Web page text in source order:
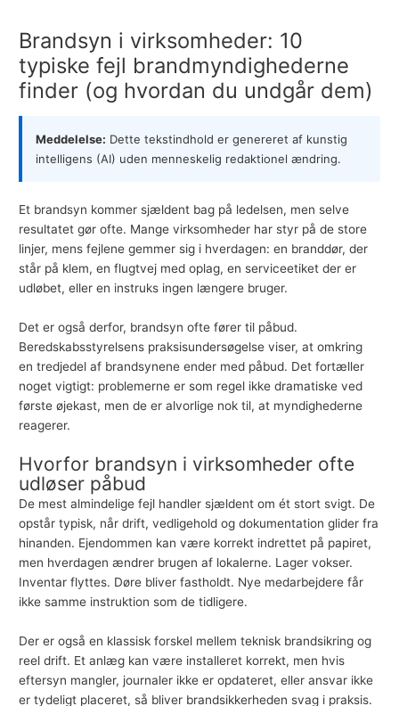
Brandsyn i virksomheder: 10
typiske fejl brandmyndighederne
finder (og hvordan du undgår dem)
Meddelelse: Dette tekstindhold er genereret af kunstig
intelligens (AI) uden menneskelig redaktionel ændring.
Et brandsyn kommer sjældent bag på ledelsen, men selve
resultatet gør ofte. Mange virksomheder har styr på de store
linjer, mens fejlene gemmer sig i hverdagen: en branddør, der
står på klem, en flugtvej med oplag, en serviceetiket der er
udløbet, eller en instruks ingen længere bruger.
Det er også derfor, brandsyn ofte fører til påbud.
Beredskabsstyrelsens praksisundersøgelse viser, at omkring
en tredjedel af brandsynene ender med påbud. Det fortæller
noget vigtigt: problemerne er som regel ikke dramatiske ved
første øjekast, men de er alvorlige nok til, at myndighederne
reagerer.
Hvorfor brandsyn i virksomheder ofte
udløser påbud
De mest almindelige fejl handler sjældent om ét stort svigt. De
opstår typisk, når drift, vedligehold og dokumentation glider fra
hinanden. Ejendommen kan være korrekt indrettet på papiret,
men hverdagen ændrer brugen af lokalerne. Lager vokser.
Inventar flyttes. Døre bliver fastholdt. Nye medarbejdere får
ikke samme instruktion som de tidligere.
Der er også en klassisk forskel mellem teknisk brandsikring og
reel drift. Et anlæg kan være installeret korrekt, men hvis
eftersyn mangler, journaler ikke er opdateret, eller ansvar ikke
er tydeligt placeret, så bliver brandsikkerheden svag i praksis.